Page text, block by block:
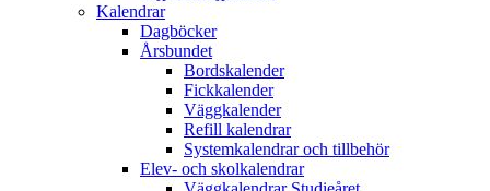
Kalendrar
Dagböcker
Årsbundet
Bordskalender
Fickkalender
Väggkalender
Refill kalendrar
Systemkalendrar och tillbehör
Elev- och skolkalendrar